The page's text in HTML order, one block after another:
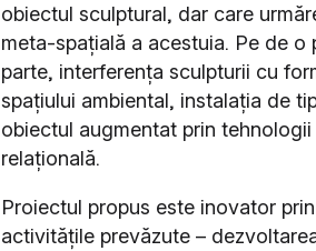
obiectul sculptural, dar care
meta-spațială a acestuia. Pe de
parte, interferența sculpturii cu
spațiului ambiental, instalația de
obiectul augmentat prin
relațională.
Proiectul propus este inovator
activitățile prevăzute –